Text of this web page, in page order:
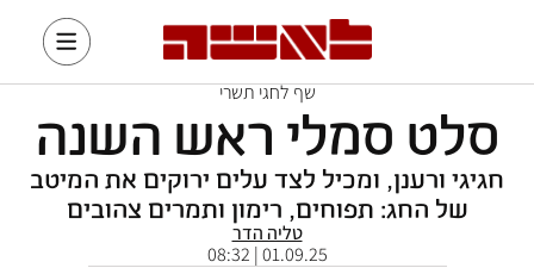
שף לחגי תשרי
סלט סמלי ראש השנה
חגיגי ורענן, ומכיל לצד עלים ירוקים את המיטב
של החג: תפוחים, רימון ותמרים צהובים
טליה הדר
01.09.25 | 08:32